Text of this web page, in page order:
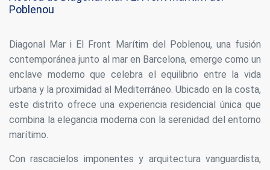
Poblenou
Diagonal Mar i El Front Marítim del Poblenou, una fusión
contemporánea junto al mar en Barcelona, emerge como un
enclave moderno que celebra el equilibrio entre la vida
urbana y la proximidad al Mediterráneo. Ubicado en la costa,
este distrito ofrece una experiencia residencial única que
combina la elegancia moderna con la serenidad del entorno
marítimo.
Con rascacielos imponentes y arquitectura vanguardista,